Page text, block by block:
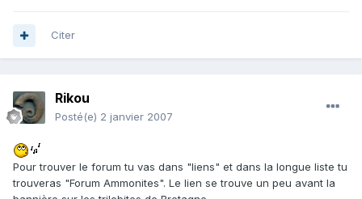
Citer
Rikou
Posté(e) 2 janvier 2007
Pour trouver le forum tu vas dans "liens" et dans la longue liste tu
trouveras "Forum Ammonites". Le lien se trouve un peu avant la